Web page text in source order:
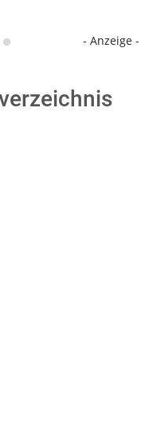
- Anzeige -